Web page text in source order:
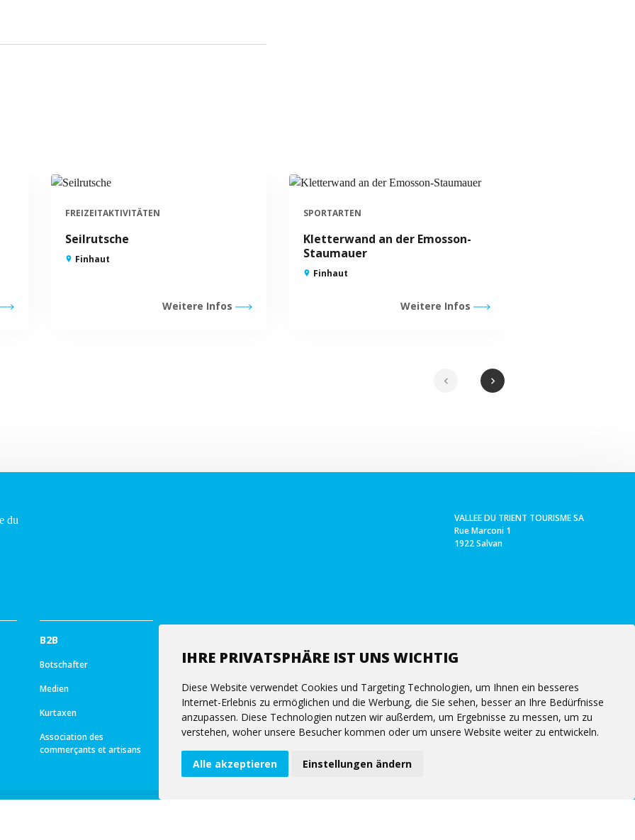
IHRE PRIVATSPHÄRE IST UNS WICHTIG
Diese Website verwendet Cookies und Targeting Technologien, um Ihnen ein besseres
Internet-Erlebnis zu ermöglichen und die Werbung, die Sie sehen, besser an Ihre Bedürfnisse
anzupassen. Diese Technologien nutzen wir außerdem, um Ergebnisse zu messen, um zu
verstehen, woher unsere Besucher kommen oder um unsere Website weiter zu entwickeln.
Alle akzeptieren Einstellungen ändern
FREIZEITAKTIVITÄTEN
Seilrutsche
Finhaut
Weitere Infos
SPORTARTEN
Kletterwand an der Emosson-
Staumauer
Finhaut
Weitere Infos
chevron_left chevron_right
VALLEE DU TRIENT TOURISME SA
Rue Marconi 1
1922 Salvan
B2B
Botschafter
Medien
Kurtaxen
Association des
commerçants et artisans